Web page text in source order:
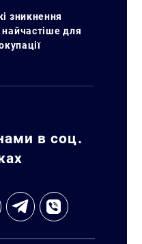
зникнення
для
в соц.